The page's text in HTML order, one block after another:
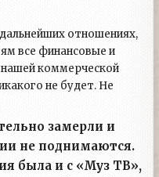
отношениях,
все финансовые и
коммерческой
не будет. Не
замерли и
не поднимаются.
была и с «Муз ТВ»,